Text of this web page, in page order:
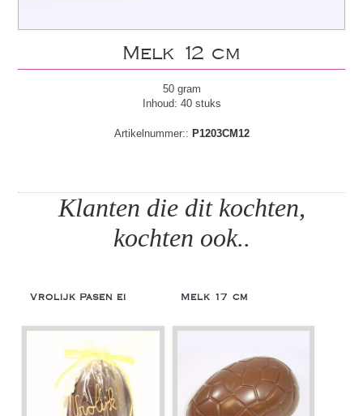
Melk 12 cm
50 gram
Inhoud: 40 stuks
Artikelnummer:: P1203CM12
Klanten die dit kochten,
kochten ook..
Vrolijk Pasen ei Melk 17 cm